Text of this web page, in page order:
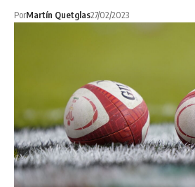
PorMartín Quetglas27/02/2023